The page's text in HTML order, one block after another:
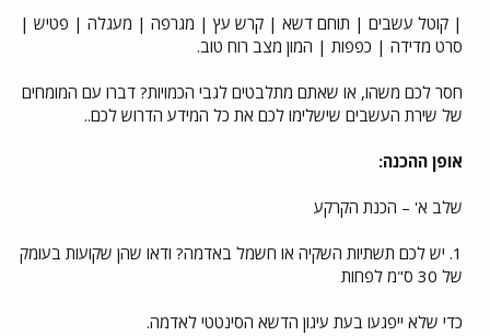
| קוטל עשבים | תוחם דשא | קרש עץ | מגרפה | מעגלה | פטיש |
סרט מדידה | כפפות | המון מצב רוח טוב.
חסר לכם משהו, או שאתם מתלבטים לגבי הכמויות? דברו עם המומחים
של שירת העשבים שישלימו לכם את כל המידע הדרוש לכם..
אופן ההכנה:
שלב א' – הכנת הקרקע
1. יש לכם תשתיות השקיה או חשמל באדמה? ודאו שהן שקועות בעומק
של 30 ס"מ לפחות
כדי שלא ייפגעו בעת עיגון הדשא הסינטטי לאדמה.